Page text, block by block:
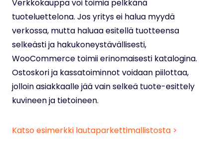
Verkkokauppa voi toimia pelkkänä
tuoteluettelona. Jos yritys ei halua myydä
verkossa, mutta haluaa esitellä tuotteensa
selkeästi ja hakukoneystävällisesti,
WooCommerce toimii erinomaisesti katalogina.
Ostoskori ja kassatoiminnot voidaan piilottaa,
jolloin asiakkaalle jää vain selkeä tuote-esittely
kuvineen ja tietoineen.
Katso esimerkki lautaparkettimallistosta >